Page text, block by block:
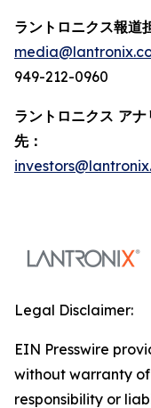
ラントロニクス報道
949-212-0960
ラントロニクス ア
先：
Legal Disclaimer:
EIN Presswire
without warranty
responsibility or